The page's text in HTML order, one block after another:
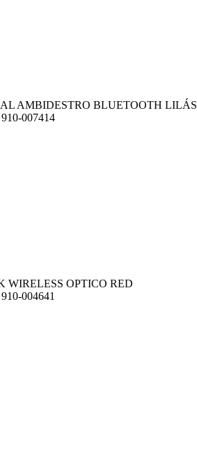
AMBIDESTRO BLUETOOTH LILÁS
910-007414
WIRELESS OPTICO RED
910-004641